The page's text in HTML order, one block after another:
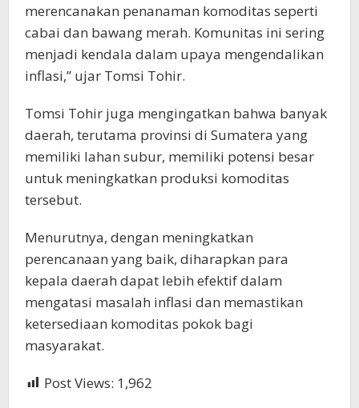
merencanakan penanaman komoditas seperti
cabai dan bawang merah. Komunitas ini sering
menjadi kendala dalam upaya mengendalikan
inflasi,” ujar Tomsi Tohir.
Tomsi Tohir juga mengingatkan bahwa banyak
daerah, terutama provinsi di Sumatera yang
memiliki lahan subur, memiliki potensi besar
untuk meningkatkan produksi komoditas
tersebut.
Menurutnya, dengan meningkatkan
perencanaan yang baik, diharapkan para
kepala daerah dapat lebih efektif dalam
mengatasi masalah inflasi dan memastikan
ketersediaan komoditas pokok bagi
masyarakat.
Post Views: 1,962